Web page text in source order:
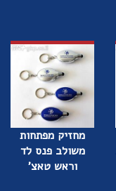
מחזיק מפתחות
משולב פנס לד
וראש טאצ'